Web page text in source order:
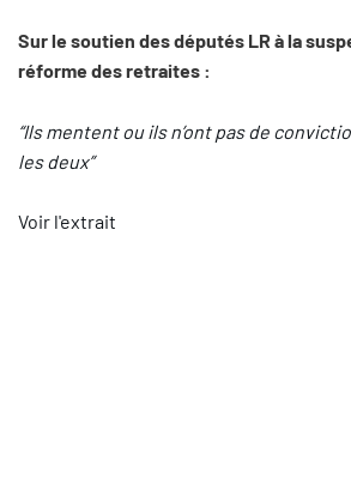
Sur le soutien des députés LR à la
réforme des retraites :
“Ils mentent ou ils n’ont pas de
les deux”
Voir l'extrait